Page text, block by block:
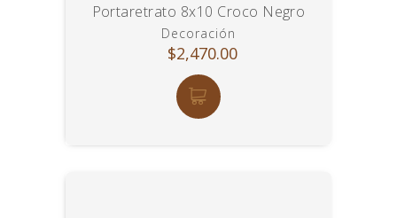
Portaretrato 8x10 Croco Negro
Decoración
$2,470.00